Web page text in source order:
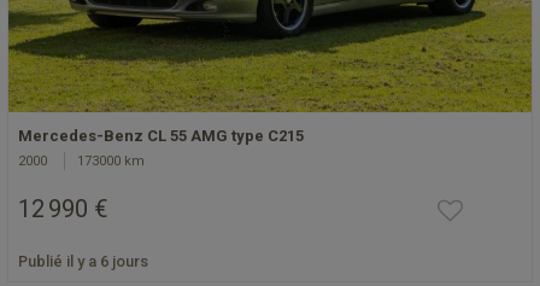
Mercedes-Benz CL 55 AMG type C215
2000 173000 km
12 990 €
Publié il y a 6 jours